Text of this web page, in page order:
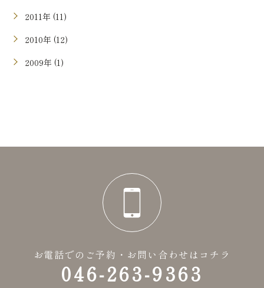
2011年 (11)
2010年 (12)
2009年 (1)
お電話でのご予約・お問い合わせはコチラ
046-263-9363